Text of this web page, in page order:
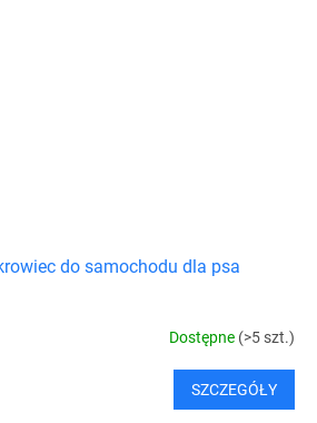
do samochodu dla psa
Dostępne (>5 szt.)
SZCZEGÓŁY